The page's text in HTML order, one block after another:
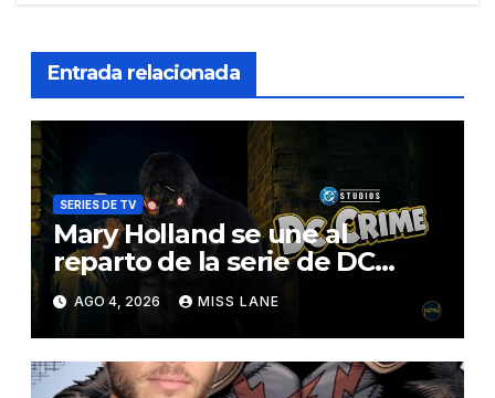
Entrada relacionada
SERIES DE TV
Mary Holland se une al
reparto de la serie de DC
sobre Jimmy Olsen
AGO 4, 2026 MISS LANE